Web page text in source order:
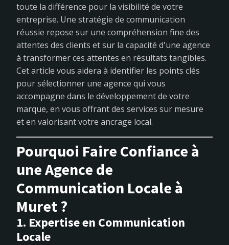
toute la différence pour la visibilité de votre
entreprise. Une stratégie de communication
réussie repose sur une compréhension fine des
attentes des clients et sur la capacité d'une agence
à transformer ces attentes en résultats tangibles.
Cet article vous aidera à identifier les points clés
pour sélectionner une agence qui vous
accompagne dans le développement de votre
marque, en vous offrant des services sur mesure
et en valorisant votre ancrage local.
Pourquoi Faire Confiance à
une Agence de
Communication Locale à
Muret ?
1. Expertise en Communication
Locale